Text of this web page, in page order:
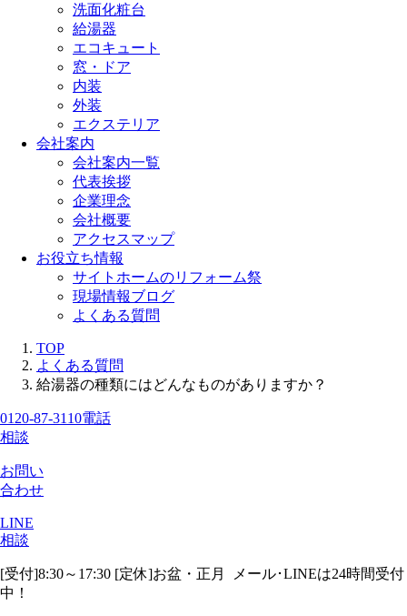
洗面化粧台
給湯器
エコキュート
窓・ドア
内装
外装
エクステリア
会社案内
会社案内一覧
代表挨拶
企業理念
会社概要
アクセスマップ
お役立ち情報
サイトホームのリフォーム祭
現場情報ブログ
よくある質問
TOP
よくある質問
給湯器の種類にはどんなものがありますか？
0120-87-3110電話
相談
お問い
合わせ
LINE
相談
[受付]8:30～17:30 [定休]お盆・正月
メール･LINEは24時間受付
中！